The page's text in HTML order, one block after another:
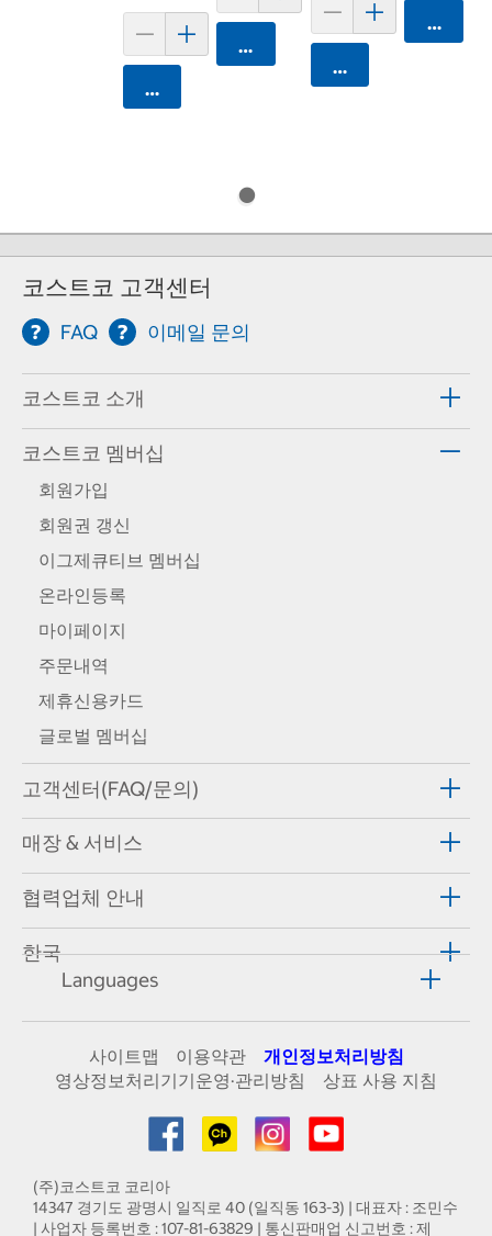
카트에 담기
카트에 담기
카트에 담기
카트에
코스트코 고객센터
FAQ 이메일 문의
코스트코 소개
코스트코 멤버십
회원가입
회원권 갱신
이그제큐티브 멤버십
온라인등록
마이페이지
주문내역
제휴신용카드
글로벌 멤버십
고객센터(FAQ/문의)
매장 & 서비스
협력업체 안내
한국
Languages
사이트맵 이용약관
개인정보처리방침
영상정보처리기기운영·관리방침
상표 사용 지침
(주)코스트코 코리아
14347 경기도 광명시 일직로 40 (일직동 163-3) | 대표자 : 조민수
| 사업자 등록번호 : 107-81-63829 | 통신판매업 신고번호 : 제